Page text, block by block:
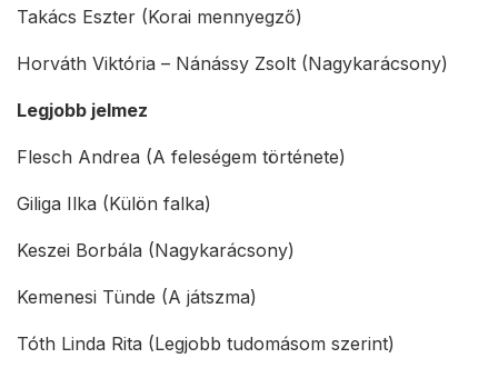
Takács Eszter (Korai mennyegző)
Horváth Viktória – Nánássy Zsolt (Nagykarácsony)
Legjobb jelmez
Flesch Andrea (A feleségem története)
Giliga Ilka (Külön falka)
Keszei Borbála (Nagykarácsony)
Kemenesi Tünde (A játszma)
Tóth Linda Rita (Legjobb tudomásom szerint)